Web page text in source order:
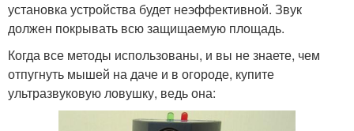
установка устройства будет неэффективной. Звук
должен покрывать всю защищаемую площадь.
Когда все методы использованы, и вы не знаете, чем
отпугнуть мышей на даче и в огороде, купите
ультразвуковую ловушку, ведь она: